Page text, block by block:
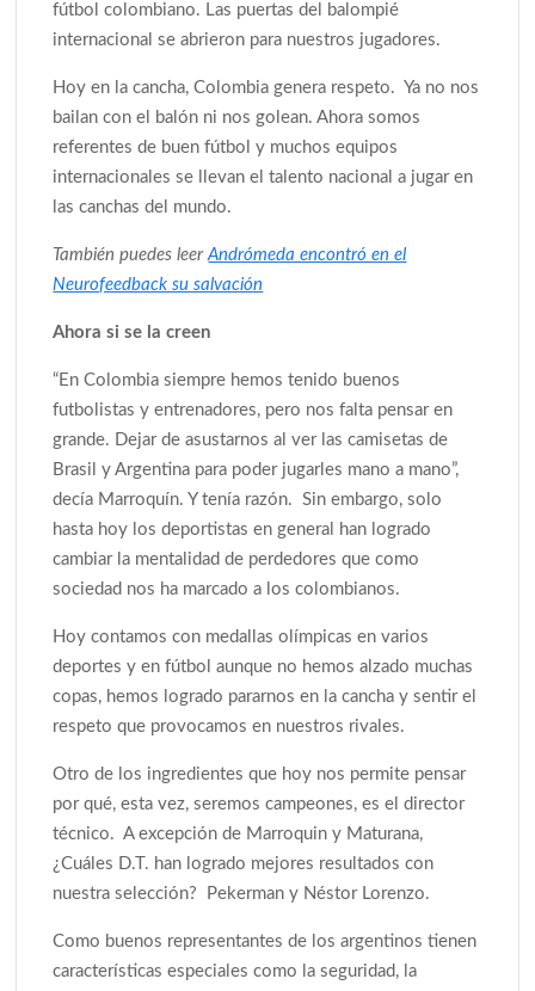
fútbol colombiano. Las puertas del balompié
internacional se abrieron para nuestros jugadores.
Hoy en la cancha, Colombia genera respeto. Ya no nos
bailan con el balón ni nos golean. Ahora somos
referentes de buen fútbol y muchos equipos
internacionales se llevan el talento nacional a jugar en
las canchas del mundo.
También puedes leerAndrómeda encontró en el
Neurofeedback su salvación
Ahora si se la creen
“En Colombia siempre hemos tenido buenos
futbolistas y entrenadores, pero nos falta pensar en
grande. Dejar de asustarnos al ver las camisetas de
Brasil y Argentina para poder jugarles mano a mano”,
decía Marroquín. Y tenía razón. Sin embargo, solo
hasta hoy los deportistas en general han logrado
cambiar la mentalidad de perdedores que como
sociedad nos ha marcado a los colombianos.
Hoy contamos con medallas olímpicas en varios
deportes y en fútbol aunque no hemos alzado muchas
copas, hemos logrado pararnos en la cancha y sentir el
respeto que provocamos en nuestros rivales.
Otro de los ingredientes que hoy nos permite pensar
por qué, esta vez, seremos campeones, es el director
técnico. A excepción de Marroquin y Maturana,
¿Cuáles D.T. han logrado mejores resultados con
nuestra selección? Pekerman y Néstor Lorenzo.
Como buenos representantes de los argentinos tienen
características especiales como la seguridad, la